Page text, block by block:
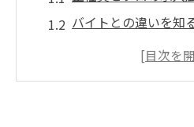
バイトとの違いを知